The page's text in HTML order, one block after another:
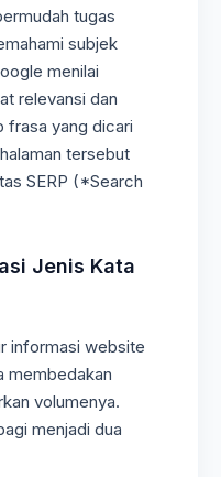
tugas
subjek
menilai
relevansi dan
frasa yang dicari
tersebut
SERP (*Search
Jenis Kata
informasi website
membedakan
volumenya.
menjadi dua